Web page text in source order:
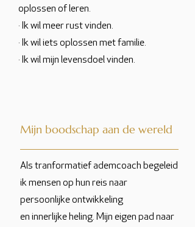
oplossen of leren.
· Ik wil meer rust vinden.
· Ik wil iets oplossen met familie.
· Ik wil mijn levensdoel vinden.
Mijn boodschap aan de wereld
Als tranformatief ademcoach begeleid
ik mensen op hun reis naar
persoonlijke ontwikkeling
en innerlijke heling. Mijn eigen pad naar